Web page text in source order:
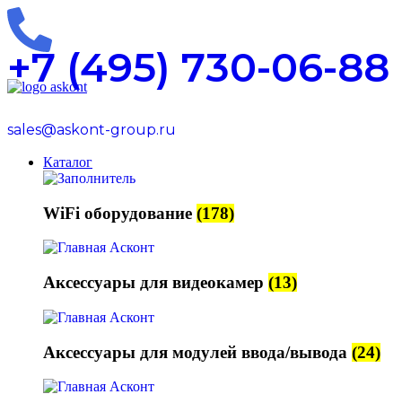
+7 (495) 730-06-88
sales@askont-group.ru
Каталог
WiFi оборудование (178)
Аксессуары для видеокамер (13)
Аксессуары для модулей ввода/вывода (24)